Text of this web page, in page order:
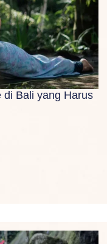
di Bali yang Harus